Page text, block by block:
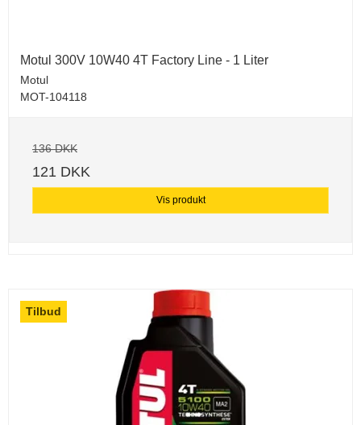
Motul 300V 10W40 4T Factory Line - 1 Liter
Motul
MOT-104118
136 DKK
121 DKK
Vis produkt
Tilbud